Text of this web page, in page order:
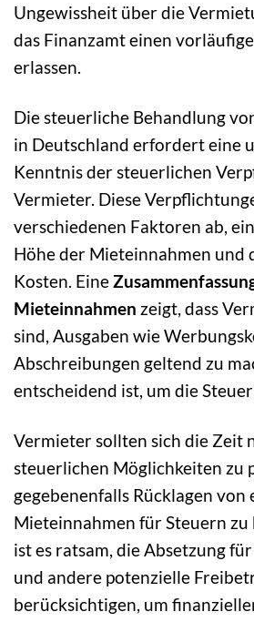
Ungewissheit über die
das Finanzamt einen
erlassen.
Die steuerliche Behandlung
in Deutschland erfordert eine
Kenntnis der steuerlichen
Vermieter. Diese
verschiedenen Faktoren ab,
Höhe der Mieteinnahmen und
Kosten. Eine
Mieteinnahmen zeigt, dass
sind, Ausgaben wie
Abschreibungen geltend zu
entscheidend ist, um die
Vermieter sollten sich die Zeit
steuerlichen Möglichkeiten zu
gegebenenfalls Rücklagen von
Mieteinnahmen für Steuern zu
ist es ratsam, die Absetzung
und andere potenzielle
berücksichtigen, um